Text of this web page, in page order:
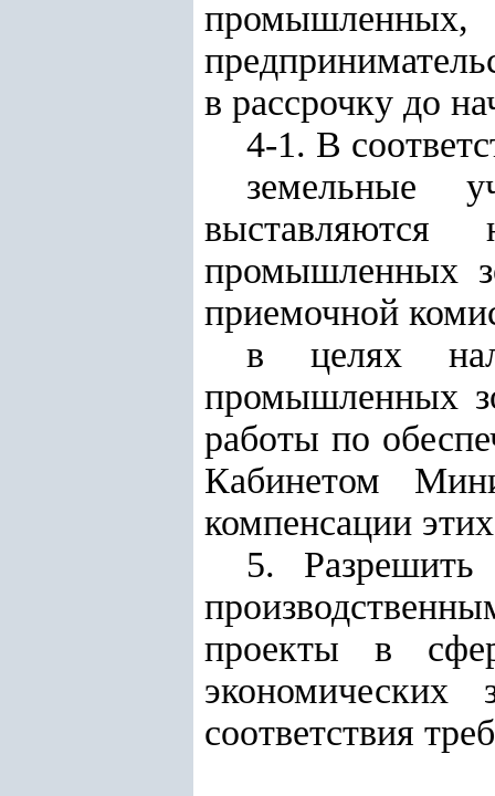
в рассрочку до
4-1. В
земельные
промышленных
приемочной
в целях
промышленных
работы по
Кабинетом
компенсации
5. Разрешить
проекты в
соответствия